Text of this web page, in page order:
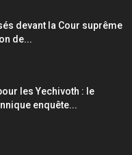
devant la Cour suprême
de...
les Yechivoth : le
enquête...